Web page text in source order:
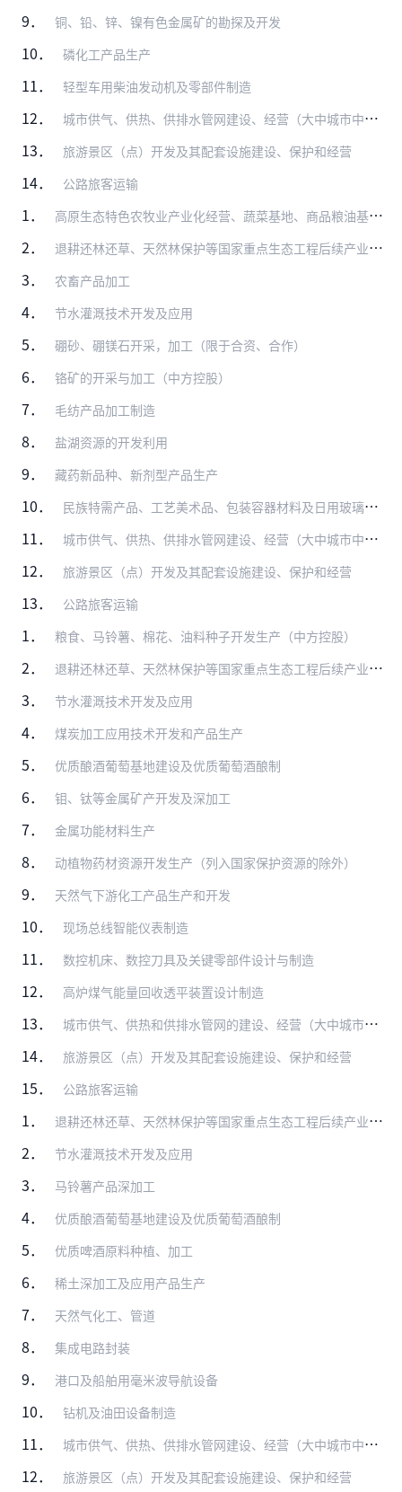
9． 铜、铅、锌、镍有色金属矿的勘探及开发
10． 磷化工产品生产
11． 轻型车用柴油发动机及零部件制造
12． 城市供气、供热、供排水管网建设、经营（大中城市中方控股）
13． 旅游景区（点）开发及其配套设施建设、保护和经营
14． 公路旅客运输
1． 高原生态特色农牧业产业化经营、蔬菜基地、商品粮油基地、禽类养殖基地及草场建设
2． 退耕还林还草、天然林保护等国家重点生态工程后续产业开发
3． 农畜产品加工
4． 节水灌溉技术开发及应用
5． 硼砂、硼镁石开采，加工（限于合资、合作）
6． 铬矿的开采与加工（中方控股）
7． 毛纺产品加工制造
8． 盐湖资源的开发利用
9． 藏药新品种、新剂型产品生产
10． 民族特需产品、工艺美术品、包装容器材料及日用玻璃制品生产
11． 城市供气、供热、供排水管网建设、经营（大中城市中方控股）
12． 旅游景区（点）开发及其配套设施建设、保护和经营
13． 公路旅客运输
1． 粮食、马铃薯、棉花、油料种子开发生产（中方控股）
2． 退耕还林还草、天然林保护等国家重点生态工程后续产业开发
3． 节水灌溉技术开发及应用
4． 煤炭加工应用技术开发和产品生产
5． 优质酿酒葡萄基地建设及优质葡萄酒酿制
6． 钼、钛等金属矿产开发及深加工
7． 金属功能材料生产
8． 动植物药材资源开发生产（列入国家保护资源的除外）
9． 天然气下游化工产品生产和开发
10． 现场总线智能仪表制造
11． 数控机床、数控刀具及关键零部件设计与制造
12． 高炉煤气能量回收透平装置设计制造
13． 城市供气、供热和供排水管网的建设、经营（大中城市中方控股）
14． 旅游景区（点）开发及其配套设施建设、保护和经营
15． 公路旅客运输
1． 退耕还林还草、天然林保护等国家重点生态工程后续产业开发
2． 节水灌溉技术开发及应用
3． 马铃薯产品深加工
4． 优质酿酒葡萄基地建设及优质葡萄酒酿制
5． 优质啤酒原料种植、加工
6． 稀土深加工及应用产品生产
7． 天然气化工、管道
8． 集成电路封装
9． 港口及船舶用毫米波导航设备
10． 钻机及油田设备制造
11． 城市供气、供热、供排水管网建设、经营（大中城市中方控股）
12． 旅游景区（点）开发及其配套设施建设、保护和经营